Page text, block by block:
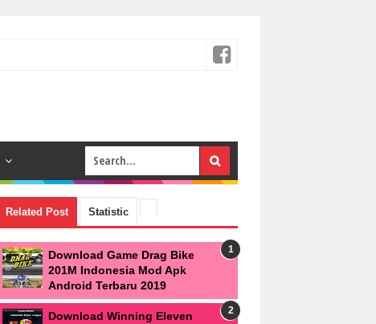
Related Post Statistic
Download Game Drag Bike
201M Indonesia Mod Apk
Android Terbaru 2019
Download Winning Eleven